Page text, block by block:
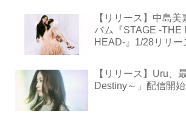
【リリース】中島
バム『STAGE -THE
HEAD-』1/28リリー
【リリース】Uru、
Destiny～」配信開始